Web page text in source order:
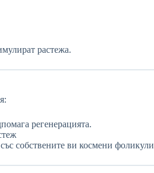
растежа.
регенерацията.
собствените ви космени фоликули